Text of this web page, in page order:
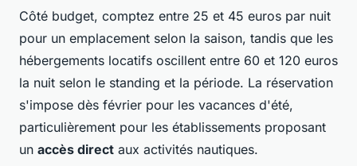
Côté budget, comptez entre 25 et 45 euros par nuit
pour un emplacement selon la saison, tandis que les
hébergements locatifs oscillent entre 60 et 120 euros
la nuit selon le standing et la période. La réservation
s'impose dès février pour les vacances d'été,
particulièrement pour les établissements proposant
un accès direct aux activités nautiques.